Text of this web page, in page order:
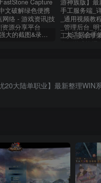
小巧强大的截图&录屏软件 | FastStone Capture v11.2 中文破解绿色便携版
20大陆单职业】最新整理WIN